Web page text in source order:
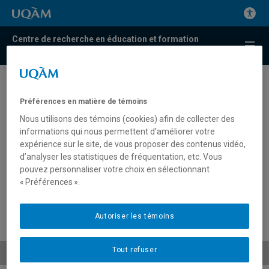
Centre de recherche en éducation et formation
humains sur la Terre –
Augustin Berque | 13 février
Conférence publique : Être humains sur la Terre – Augustin
Berque – 13 février 2014
Préférences en matière de témoins
Nous utilisons des témoins (cookies) afin de collecter des
informations qui nous permettent d’améliorer votre
expérience sur le site, de vous proposer des contenus vidéo,
d’analyser les statistiques de fréquentation, etc. Vous
pouvez personnaliser votre choix en sélectionnant
« Préférences ».
Tout refuser
Autoriser les témoins